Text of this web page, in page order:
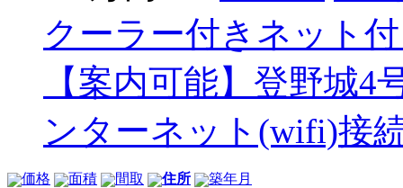
クーラー付き ネット
【案内可能】登野城
ンターネット(wifi)接
価格 面積 間取 住所
築年月